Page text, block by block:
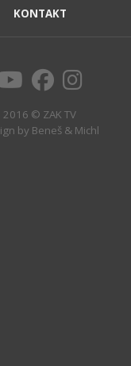
KONTAKT
2016 © ZAK TV
by Beneš & Michl